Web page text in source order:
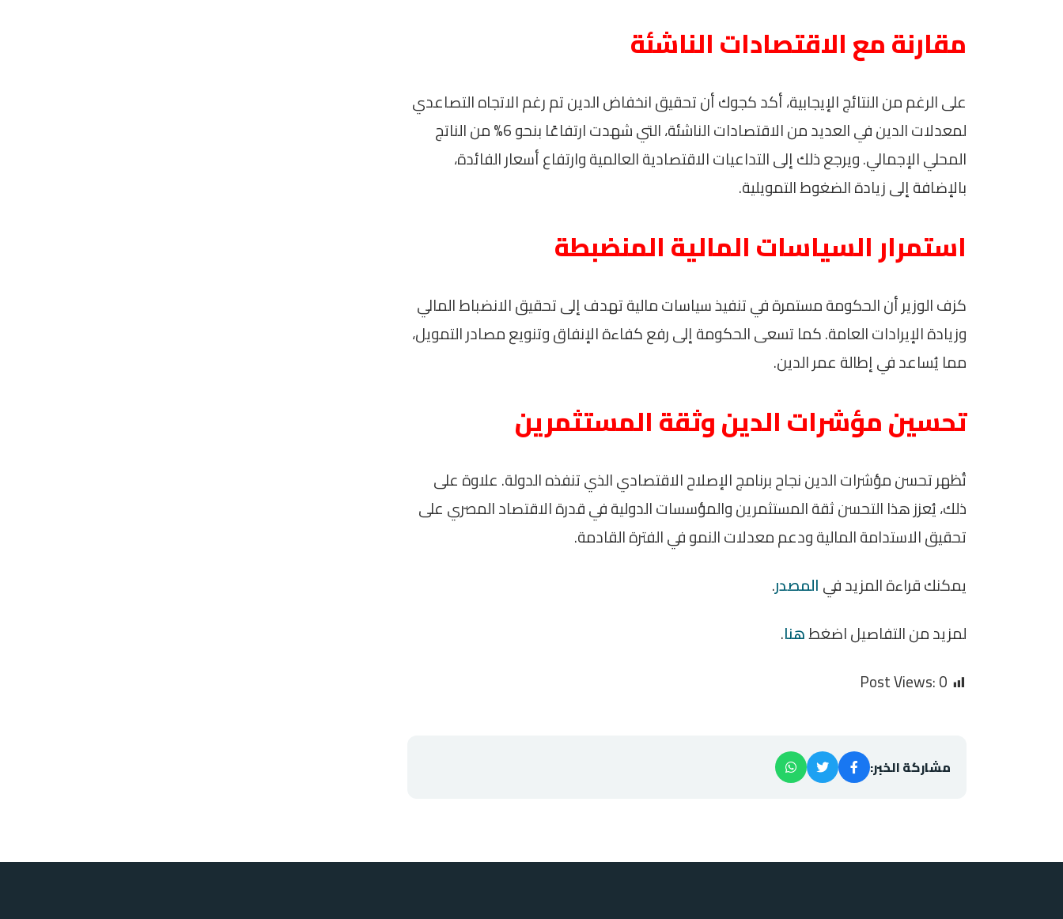
مقارنة مع الاقتصادات الناشئة
على الرغم من النتائج الإيجابية، أكد كجوك أن تحقيق انخفاض الدين تم رغم الاتجاه التصاعدي
لمعدلات الدين في العديد من الاقتصادات الناشئة، التي شهدت ارتفاعًا بنحو 6% من الناتج
المحلي الإجمالي. ويرجع ذلك إلى التداعيات الاقتصادية العالمية وارتفاع أسعار الفائدة،
بالإضافة إلى زيادة الضغوط التمويلية.
استمرار السياسات المالية المنضبطة
کزف الوزير أن الحكومة مستمرة في تنفيذ سياسات مالية تهدف إلى تحقيق الانضباط المالي
وزيادة الإيرادات العامة. كما تسعى الحكومة إلى رفع كفاءة الإنفاق وتنويع مصادر التمويل،
مما يُساعد في إطالة عمر الدين.
تحسين مؤشرات الدين وثقة المستثمرين
تُظهر تحسن مؤشرات الدين نجاح برنامج الإصلاح الاقتصادي الذي تنفذه الدولة. علاوة على
ذلك، يُعزز هذا التحسن ثقة المستثمرين والمؤسسات الدولية في قدرة الاقتصاد المصري على
تحقيق الاستدامة المالية ودعم معدلات النمو في الفترة القادمة.
يمكنك قراءة المزيد فيالمصدر.
لمزيد من التفاصيل اضغطهنا.
Post Views:0
مشاركة الخبر: